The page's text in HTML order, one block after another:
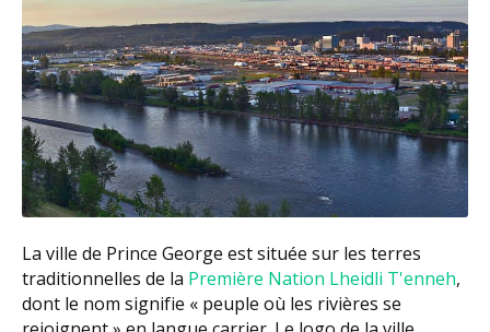
La ville de Prince George est située sur les terres
traditionnelles de la Première Nation Lheidli T'enneh,
dont le nom signifie « peuple où les rivières se